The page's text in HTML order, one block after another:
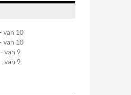
- van 10
- van 10
- van 9
- van 9